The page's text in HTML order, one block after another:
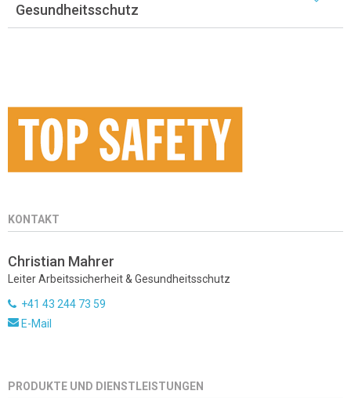
Gesundheitsschutz
KONTAKT
Christian Mahrer
Leiter Arbeitssicherheit & Gesundheitsschutz
+41 43 244 73 59
E-Mail
PRODUKTE UND DIENSTLEISTUNGEN